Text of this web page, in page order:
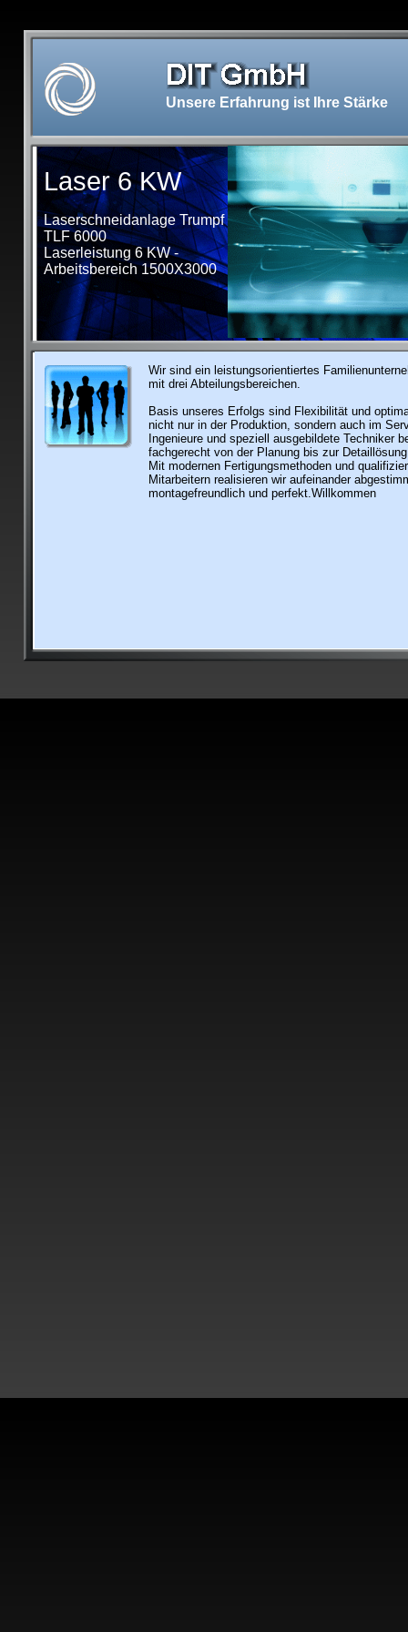
Unsere Erfahrung ist Ihre Stärke
Laser 6 KW
Wir sind ein leistungsorientiertes
mit drei Abteilungsbereichen.
Basis unseres Erfolgs sind Flexibilität und
nicht nur in der Produktion, sondern auch im
Ingenieure und speziell ausgebildete Techniker
fachgerecht von der Planung bis zur
Mit modernen Fertigungsmethoden und
Mitarbeitern realisieren wir aufeinander
montagefreundlich und perfekt.Willkommen
Laserschneidanlage Trumpf
TLF 6000
Laserleistung 6 KW -
Arbeitsbereich 1500X3000